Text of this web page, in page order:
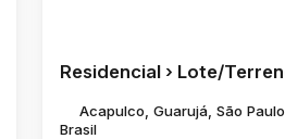
Acapulco, Guarujá, São Paulo,
Brasil